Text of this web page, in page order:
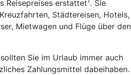
Reisepreises erstattet . Sie
Städtereisen, Hotels,
Mietwagen und Flüge über den
Sie im Urlaub immer auch
Zahlungsmittel dabeihaben.